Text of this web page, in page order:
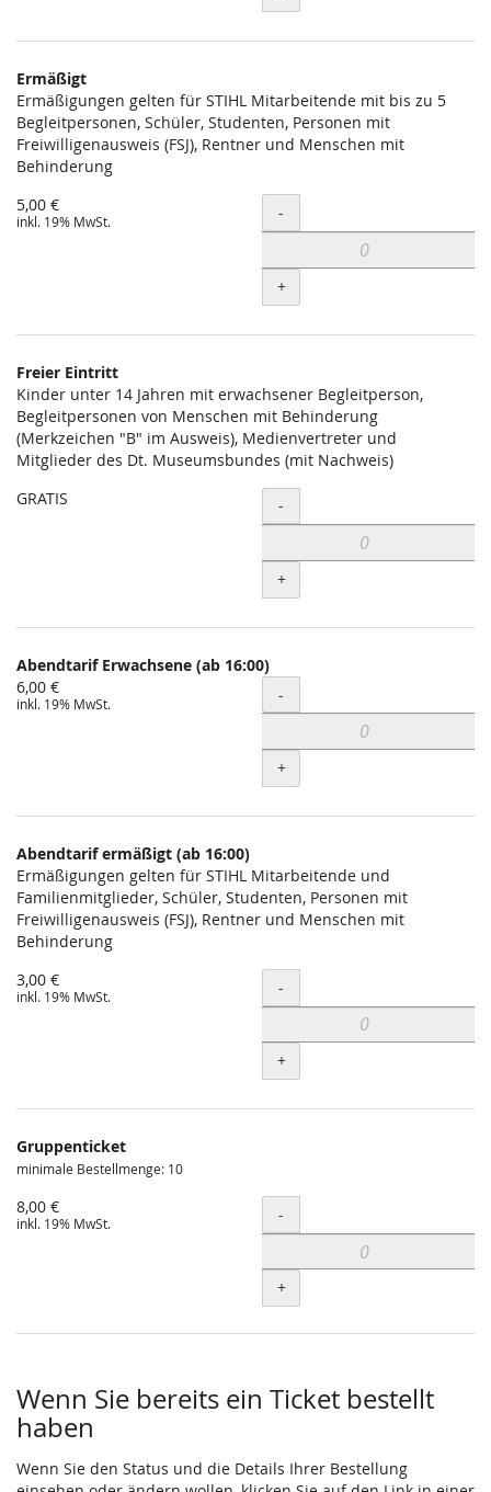
Ermäßigt
Ermäßigungen gelten für STIHL Mitarbeitende mit bis zu 5
Begleitpersonen, Schüler, Studenten, Personen mit
Freiwilligenausweis (FSJ), Rentner und Menschen mit
Behinderung
5,00 €
inkl. 19% MwSt. Menge
-
+
Freier Eintritt
Kinder unter 14 Jahren mit erwachsener Begleitperson,
Begleitpersonen von Menschen mit Behinderung
(Merkzeichen "B" im Ausweis), Medienvertreter und
Mitglieder des Dt. Museumsbundes (mit Nachweis)
GRATIS
Menge
-
+
Abendtarif Erwachsene (ab 16:00)
6,00 €
inkl. 19% MwSt. Menge
-
+
Abendtarif ermäßigt (ab 16:00)
Ermäßigungen gelten für STIHL Mitarbeitende und
Familienmitglieder, Schüler, Studenten, Personen mit
Freiwilligenausweis (FSJ), Rentner und Menschen mit
Behinderung
3,00 €
inkl. 19% MwSt. Menge
-
+
Gruppenticket
minimale Bestellmenge: 10
8,00 €
inkl. 19% MwSt. Menge
-
+
Wenn Sie bereits ein Ticket bestellt
haben
Wenn Sie den Status und die Details Ihrer Bestellung